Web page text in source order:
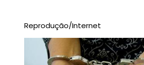
Reprodução/Internet